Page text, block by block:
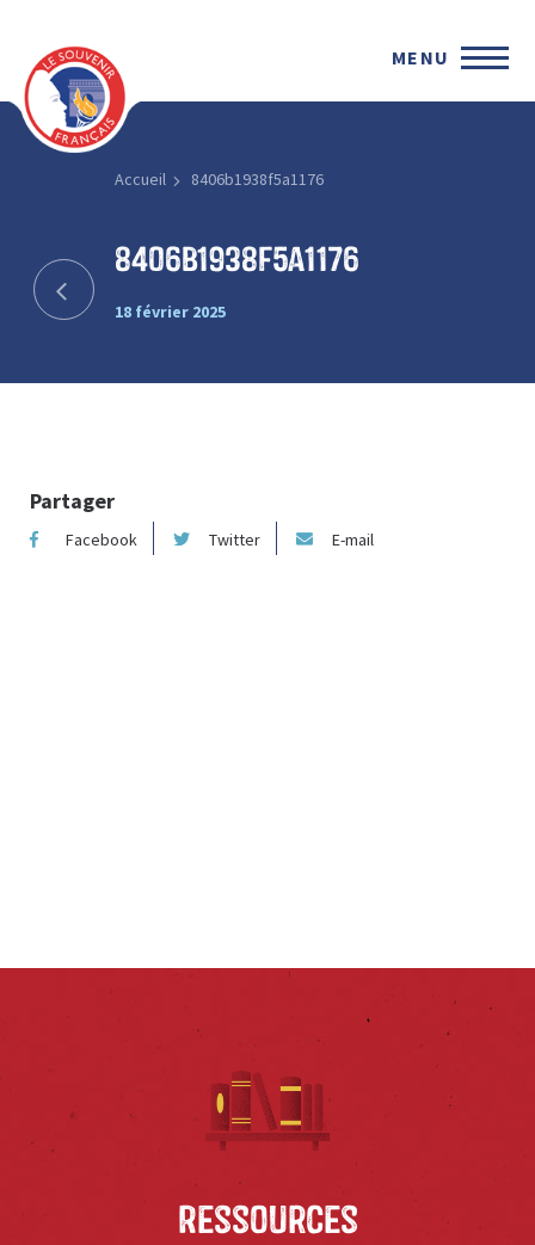
MENU
Accueil 8406b1938f5a1176
8406b1938f5a1176
18 février 2025
Partager
Facebook Twitter E-mail
Ressources